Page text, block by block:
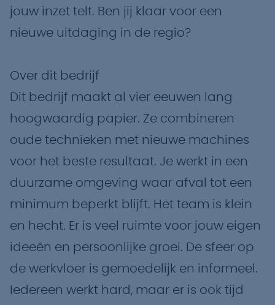
jouw inzet telt. Ben jij klaar voor een
nieuwe uitdaging in de regio?
Over dit bedrijf
Dit bedrijf maakt al vier eeuwen lang
hoogwaardig papier. Ze combineren
oude technieken met nieuwe machines
voor het beste resultaat. Je werkt in een
duurzame omgeving waar afval tot een
minimum beperkt blijft. Het team is klein
en hecht. Er is veel ruimte voor jouw eigen
ideeën en persoonlijke groei. De sfeer op
de werkvloer is gemoedelijk en informeel.
Iedereen werkt hard, maar er is ook tijd